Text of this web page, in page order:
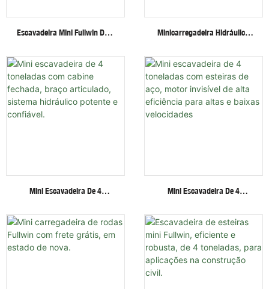
Escavadeira Mini Fullwin De 3
Multifuncionais - Escavadeira
De Esteiras
Minicarregadeira Hidráulica
Rodas/esteiras E Diversos
Acessórios.
Mini Escavadeira De 4
Fechada, Braço Articulado,
Sistema Hidráulico Potente E
Confiável.
Mini Escavadeira De 4
Aço, Motor Invisível De Alta
Eficiência Para Altas E Baixas
Velocidades